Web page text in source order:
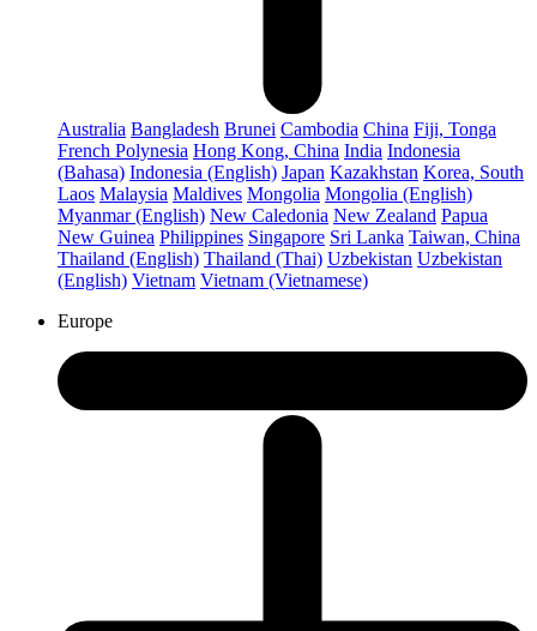
Australia Bangladesh Brunei Cambodia China Fiji, Tonga
French Polynesia Hong Kong, China India Indonesia
(Bahasa) Indonesia (English) Japan Kazakhstan Korea, South
Laos Malaysia Maldives Mongolia Mongolia (English)
Myanmar (English) New Caledonia New Zealand Papua
New Guinea Philippines Singapore Sri Lanka Taiwan, China
Thailand (English) Thailand (Thai) Uzbekistan Uzbekistan
(English) Vietnam Vietnam (Vietnamese)
Europe